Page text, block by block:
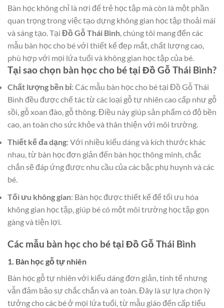
Bàn học không chỉ là nơi để trẻ học tập mà còn là một phần
quan trọng trong việc tạo dựng không gian học tập thoải mái
và sáng tạo. Tại Đồ Gỗ Thái Bình, chúng tôi mang đến các
mẫu bàn học cho bé với thiết kế đẹp mắt, chất lượng cao,
phù hợp với mọi lứa tuổi và không gian học tập của bé.
Tại sao chọn bàn học cho bé tại Đồ Gỗ Thái Bình?
Chất lượng bền bỉ: Các mẫu bàn học cho bé tại Đồ Gỗ Thái
Bình đều được chế tác từ các loại gỗ tự nhiên cao cấp như gỗ
sồi, gỗ xoan đào, gỗ thông. Điều này giúp sản phẩm có độ bền
cao, an toàn cho sức khỏe và thân thiện với môi trường.
Thiết kế đa dạng: Với nhiều kiểu dáng và kích thước khác
nhau, từ bàn học đơn giản đến bàn học thông minh, chắc
chắn sẽ đáp ứng được nhu cầu của các bậc phụ huynh và các
bé.
Tối ưu không gian: Bàn học được thiết kế để tối ưu hóa
không gian học tập, giúp bé có một môi trường học tập gọn
gàng và tiện lợi.
Các mẫu bàn học cho bé tại Đồ Gỗ Thái Bình
1. Bàn học gỗ tự nhiên
Bàn học gỗ tự nhiên với kiểu dáng đơn giản, tinh tế nhưng
vẫn đảm bảo sự chắc chắn và an toàn. Đây là sự lựa chọn lý
tưởng cho các bé ở mọi lứa tuổi, từ mẫu giáo đến cấp tiểu